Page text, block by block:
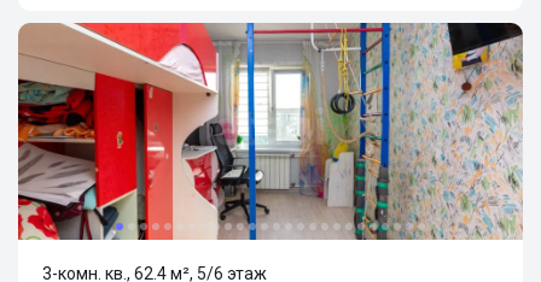
3-комн. кв., 62.4 м², 5/6 этаж